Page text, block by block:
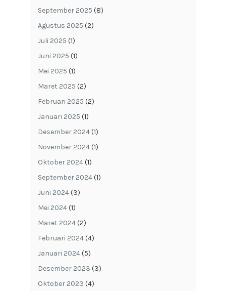
September 2025 (8)
Agustus 2025 (2)
Juli 2025 (1)
Juni 2025 (1)
Mei 2025 (1)
Maret 2025 (2)
Februari 2025 (2)
Januari 2025 (1)
Desember 2024(1)
November 2024(1)
Oktober 2024(1)
September 2024(1)
Juni 2024(3)
Mei 2024(1)
Maret 2024(2)
Februari 2024(4)
Januari 2024(5)
Desember 2023 (3)
Oktober 2023 (4)